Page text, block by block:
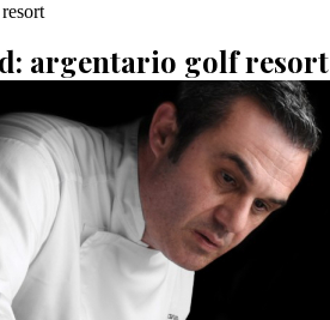
argentario golf resort